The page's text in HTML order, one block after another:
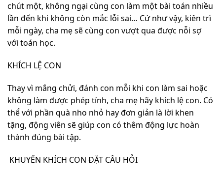
chút một, không ngại cùng con làm một bài toán nhiều
lần đến khi không còn mắc lỗi sai… Cứ như vậy, kiên trì
mỗi ngày, cha mẹ sẽ cùng con vượt qua được nỗi sợ
với toán học.
KHÍCH LỆ CON
Thay vì mắng chửi, đánh con mỗi khi con làm sai hoặc
không làm được phép tính, cha mẹ hãy khích lệ con. Có
thể với phần quà nho nhỏ hay đơn giản là lời khen
tặng, động viên sẽ giúp con có thêm động lực hoàn
thành đúng bài tập.
KHUYẾN KHÍCH CON ĐẶT CÂU HỎI